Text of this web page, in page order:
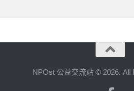
NPOst 公益交流站 © 2026. All